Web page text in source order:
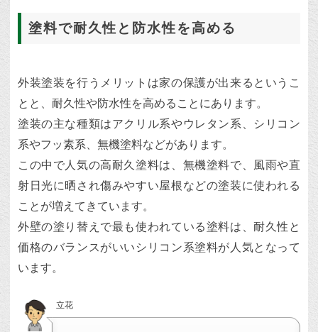
塗料で耐久性と防水性を高める
外装塗装を行うメリットは家の保護が出来るというこ
とと、耐久性や防水性を高めることにあります。
塗装の主な種類はアクリル系やウレタン系、シリコン
系やフッ素系、無機塗料などがあります。
この中で人気の高耐久塗料は、無機塗料で、風雨や直
射日光に晒され傷みやすい屋根などの塗装に使われる
ことが増えてきています。
外壁の塗り替えで最も使われている塗料は、耐久性と
価格のバランスがいいシリコン系塗料が人気となって
います。
立花